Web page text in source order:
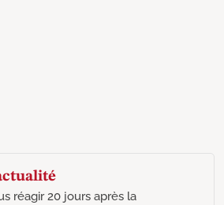
réagir 20 jours après la